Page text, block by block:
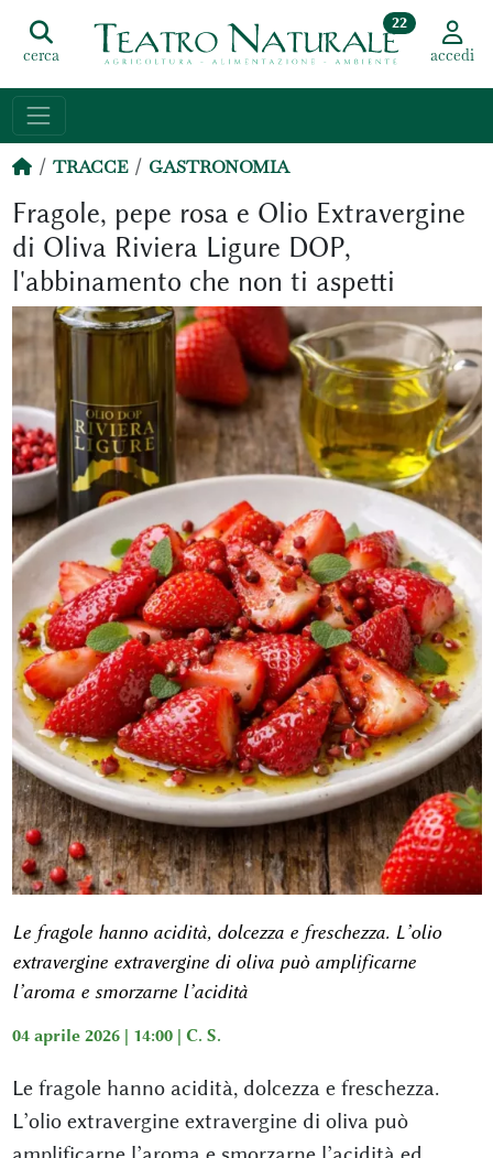
cerca
22
accedi
TRACCE GASTRONOMIA
Fragole, pepe rosa e Olio Extravergine
di Oliva Riviera Ligure DOP,
l'abbinamento che non ti aspetti
Le fragole hanno acidità, dolcezza e freschezza. L’olio
extravergine extravergine di oliva può amplificarne
l’aroma e smorzarne l’acidità
04 aprile 2026 | 14:00 | C. S.
Le fragole hanno acidità, dolcezza e freschezza.
L’olio extravergine extravergine di oliva può